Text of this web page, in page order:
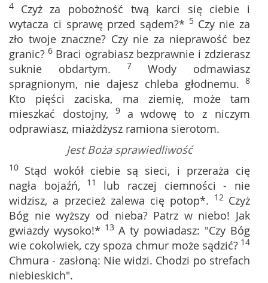
4 Czyż za pobożność twą karci się ciebie i
wytacza ci sprawę przed sądem?* 5 Czy nie za
zło twoje znaczne? Czy nie za nieprawość bez
granic? 6 Braci ograbiasz bezprawnie i zdzierasz
suknie obdartym. 7 Wody odmawiasz
spragnionym, nie dajesz chleba głodnemu. 8
Kto pięści zaciska, ma ziemię, może tam
mieszkać dostojny, 9 a wdowę to z niczym
odprawiasz, miażdżysz ramiona sierotom.
Jest Boża sprawiedliwość
10 Stąd wokół ciebie są sieci, i przeraża cię
nagła bojaźń, 11 lub raczej ciemności - nie
widzisz, a przecież zalewa cię potop*. 12 Czyż
Bóg nie wyższy od nieba? Patrz w niebo! Jak
gwiazdy wysoko!* 13 A ty powiadasz: "Czy Bóg
wie cokolwiek, czy spoza chmur może sądzić?14
Chmura - zasłoną: Nie widzi. Chodzi po strefach
niebieskich".